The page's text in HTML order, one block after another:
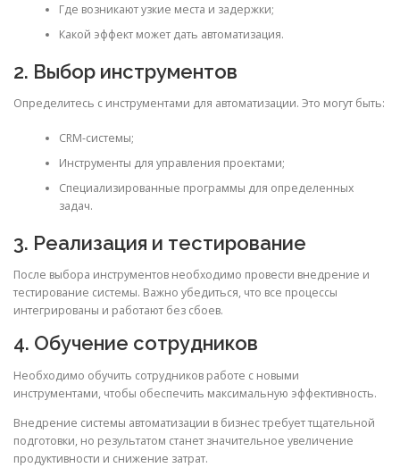
Где возникают узкие места и задержки;
Какой эффект может дать автоматизация.
2. Выбор инструментов
Определитесь с инструментами для автоматизации. Это могут быть:
CRM-системы;
Инструменты для управления проектами;
Специализированные программы для определенных
задач.
3. Реализация и тестирование
После выбора инструментов необходимо провести внедрение и
тестирование системы. Важно убедиться, что все процессы
интегрированы и работают без сбоев.
4. Обучение сотрудников
Необходимо обучить сотрудников работе с новыми
инструментами, чтобы обеспечить максимальную эффективность.
Внедрение системы автоматизации в бизнес требует тщательной
подготовки, но результатом станет значительное увеличение
продуктивности и снижение затрат.